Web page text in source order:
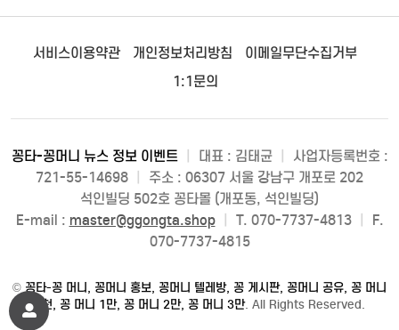
서비스이용약관 개인정보처리방침
이메일무단수집거부
1:1문의
꽁타-꽁머니 뉴스 정보 이벤트 대표 : 김태균
사업자등록번호 :
721-55-14698
주소 : 06307 서울 강남구 개포로 202
석인빌딩 502호 꽁타몰 (개포동, 석인빌딩)
E-mail : master@ggongta.shop T. 070-7737-4813
F.
070-7737-4815
©꽁타-꽁 머니, 꽁머니 홍보, 꽁머니 텔레방, 꽁 게시판, 꽁머니 공유, 꽁 머니
5천, 꽁 머니 1만, 꽁 머니 2만, 꽁 머니 3만. All Rights Reserved.